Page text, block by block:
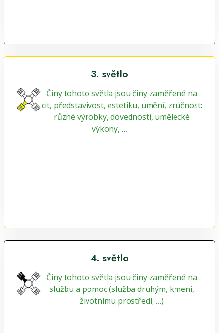
3. světlo
Činy tohoto světla jsou činy zaměřené na
cit, představivost, estetiku, umění, zručnost:
různé výrobky, dovednosti, umělecké
výkony, …
4. světlo
Činy tohoto světla jsou činy zaměřené na
službu a pomoc (služba druhým, kmeni,
životnímu prostředí, …)